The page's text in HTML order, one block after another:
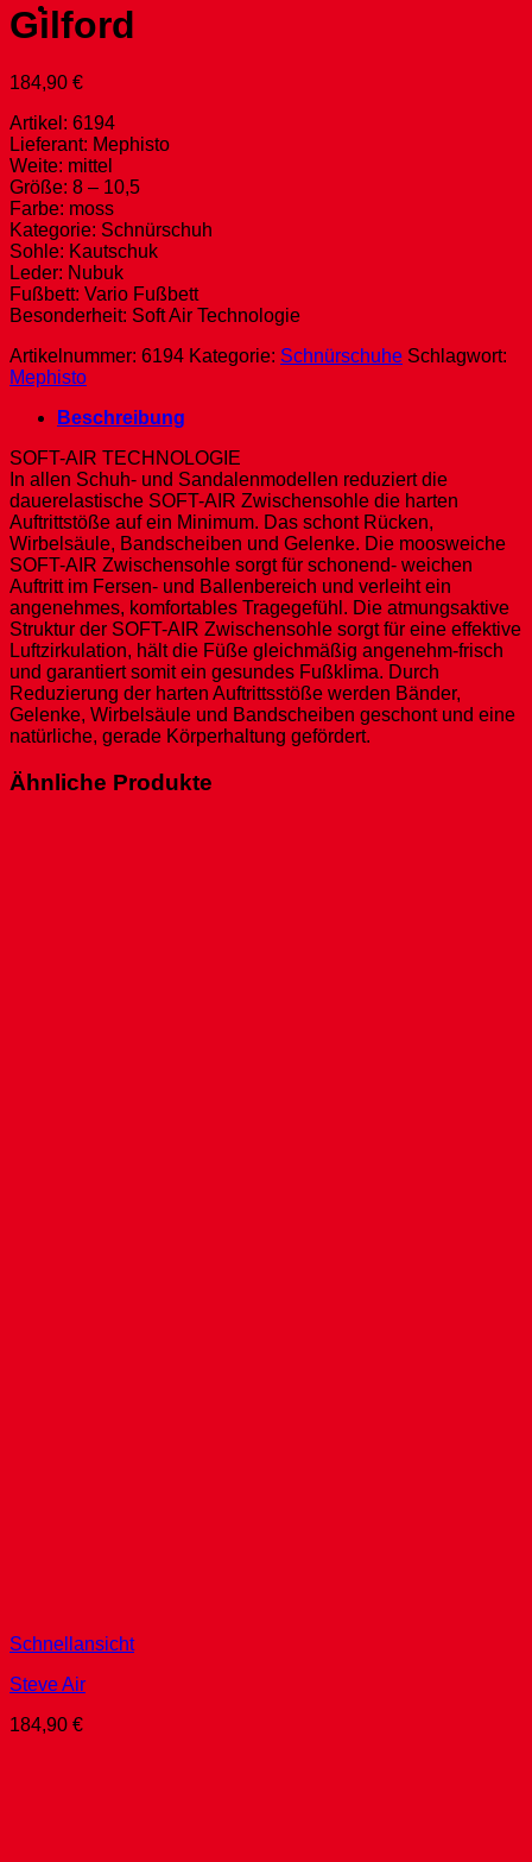
Gilford
184,90 €
Artikel: 6194
Lieferant: Mephisto
Weite: mittel
Größe: 8 – 10,5
Farbe: moss
Kategorie: Schnürschuh
Sohle: Kautschuk
Leder: Nubuk
Fußbett: Vario Fußbett
Besonderheit: Soft Air Technologie
Artikelnummer: 6194 Kategorie: Schnürschuhe Schlagwort:
Mephisto
Beschreibung
SOFT-AIR TECHNOLOGIE
In allen Schuh- und Sandalenmodellen reduziert die
dauerelastische SOFT-AIR Zwischensohle die harten
Auftrittstöße auf ein Minimum. Das schont Rücken,
Wirbelsäule, Bandscheiben und Gelenke. Die moosweiche
SOFT-AIR Zwischensohle sorgt für schonend- weichen
Auftritt im Fersen- und Ballenbereich und verleiht ein
angenehmes, komfortables Tragegefühl. Die atmungsaktive
Struktur der SOFT-AIR Zwischensohle sorgt für eine effektive
Luftzirkulation, hält die Füße gleichmäßig angenehm-frisch
und garantiert somit ein gesundes Fußklima. Durch
Reduzierung der harten Auftrittsstöße werden Bänder,
Gelenke, Wirbelsäule und Bandscheiben geschont und eine
natürliche, gerade Körperhaltung gefördert.
Ähnliche Produkte
Schnellansicht
Steve Air
184,90 €